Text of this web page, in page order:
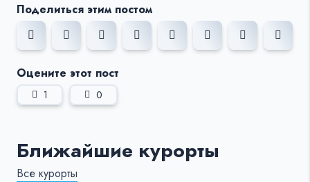
Поделиться этим постом
Оцените этот пост
1 0
Ближайшие курорты
Все курорты